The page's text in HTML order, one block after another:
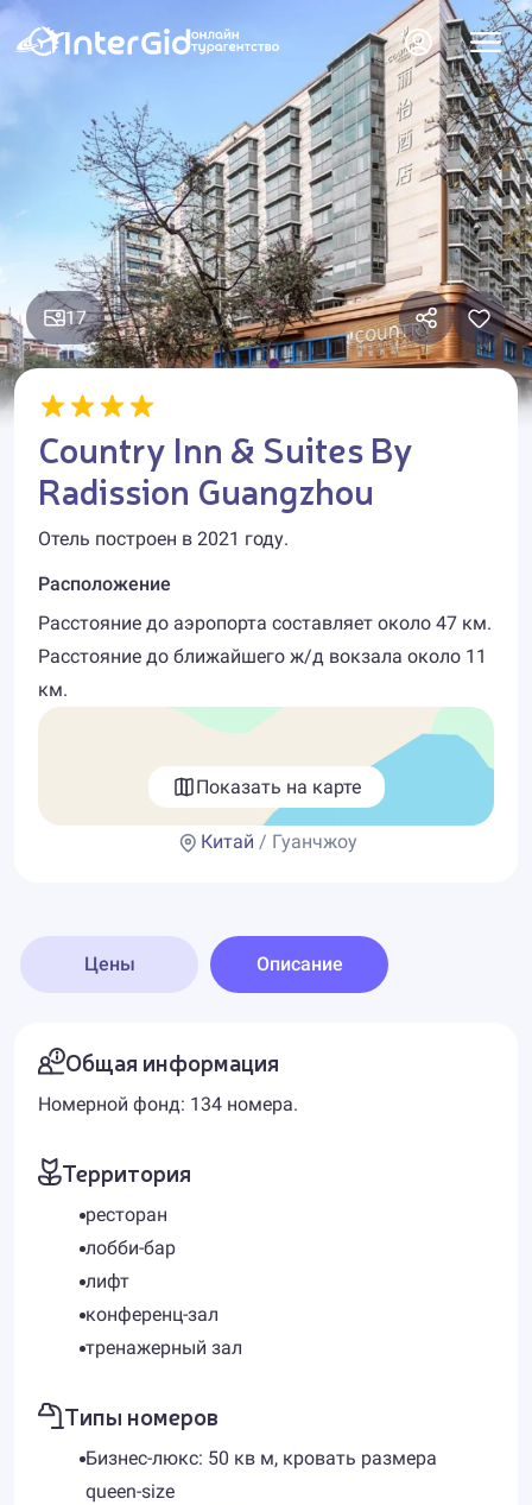
17
Country Inn & Suites By
Radission Guangzhou
Отель построен в 2021 году.
Расположение
Расстояние до аэропорта составляет около 47 км.
Расстояние до ближайшего ж/д вокзала около 11
км.
Показать на карте
Китай / Гуанчжоу
Цены Описание
Общая информация
Номерной фонд: 134 номера.
Территория
ресторан
лобби-бар
лифт
конференц-зал
тренажерный зал
Типы номеров
Бизнес-люкс: 50 кв м, кровать размера
queen-size